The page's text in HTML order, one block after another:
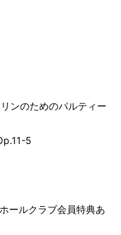
ンのためのパルティー
5
ールクラブ会員特典あ